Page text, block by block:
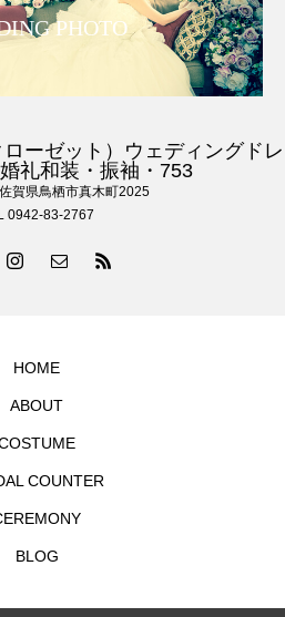
PHOTO
ーゼット）ウェディングドレ
礼和装・振袖・753
賀県鳥栖市真木町2025
0942-83-2767
HOME
ABOUT
COUNTER
BLOG